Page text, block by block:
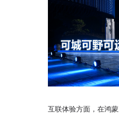
互联体验方面，在鸿